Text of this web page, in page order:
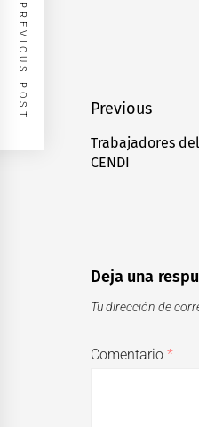
Navegación
de
entradas
Previous
Previous
post:
Trabajadores
CENDI
PREVIOUS POST
Deja una
Tu dirección de
Comentario*